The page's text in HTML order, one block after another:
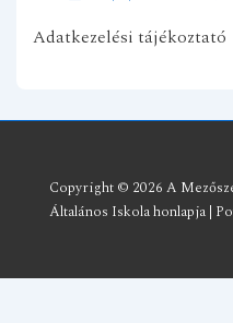
Adatkezelési tájékoztató
Copyright © 2026 A
Általános Iskola honlapja |